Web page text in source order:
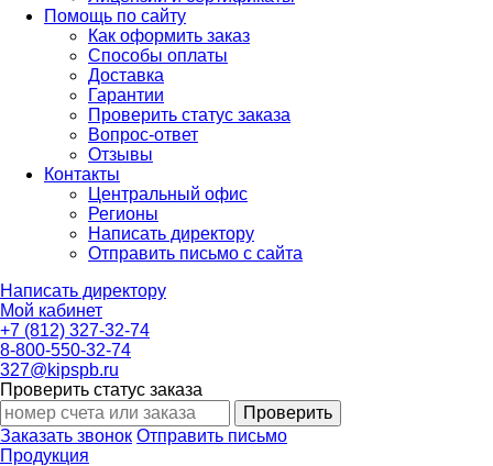
Помощь по сайту
Как оформить заказ
Способы оплаты
Доставка
Гарантии
Проверить статус заказа
Вопрос-ответ
Отзывы
Контакты
Центральный офис
Регионы
Написать директору
Отправить письмо с сайта
Написать директору
Мой кабинет
+7 (812) 327-32-74
8-800-550-32-74
327@kipspb.ru
Проверить статус заказа
Проверить
Заказать звонок Отправить письмо
Продукция